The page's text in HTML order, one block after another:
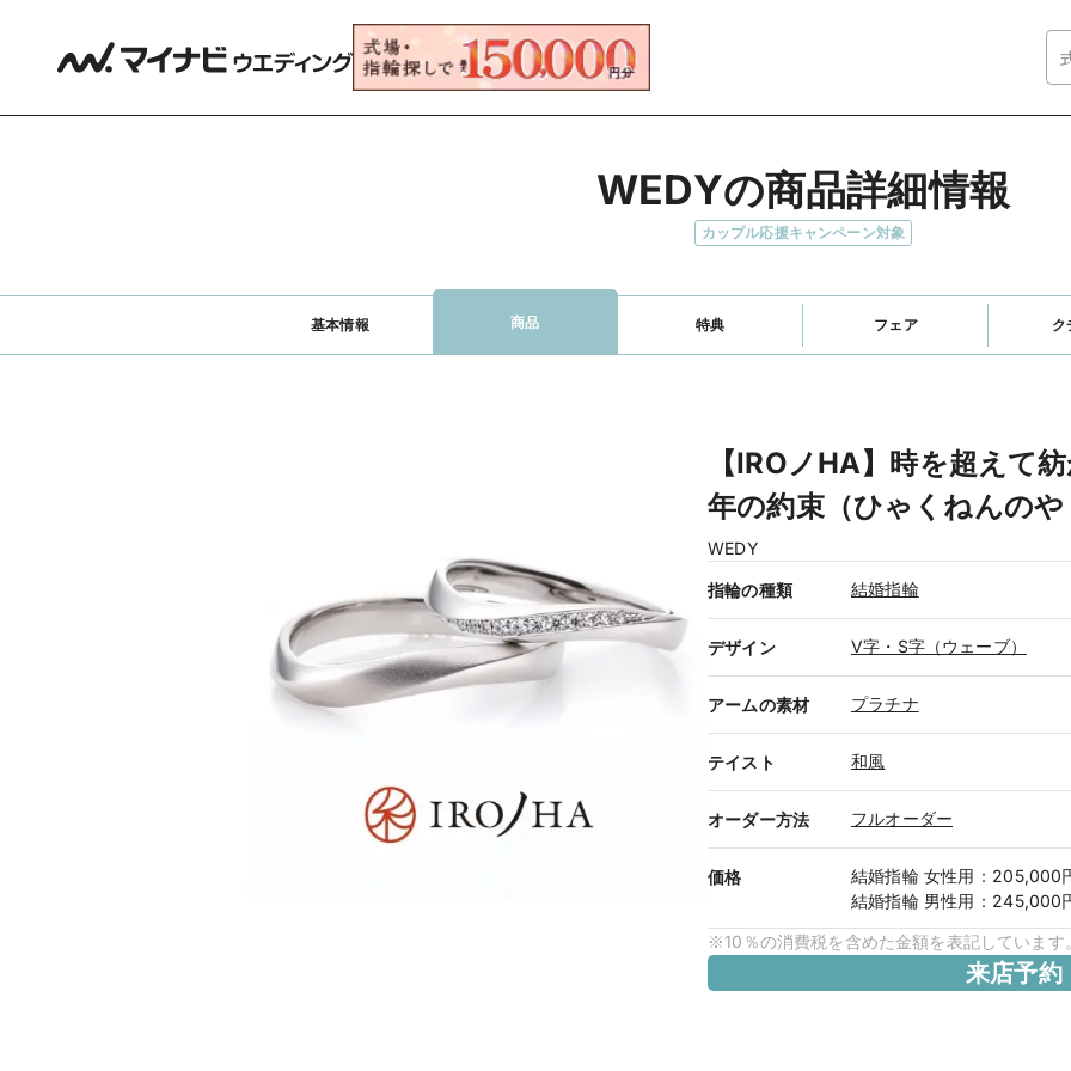
WEDYの商品詳細情報
カップル応援キャンペーン対象
基本情報 商品 特典 フェア ク
【IROノHA】時を超えて
年の約束（ひゃくねんのや
WEDY
指輪の種類 結婚指輪
デザイン V字・S字（ウェーブ）
アームの素材 プラチナ
テイスト 和風
オーダー方法 フルオーダー
価格 結婚指輪 女性用 ： 205,000
結婚指輪 男性用 ： 245,000
※10％の消費税を含めた金額を表記しています。
来店予約